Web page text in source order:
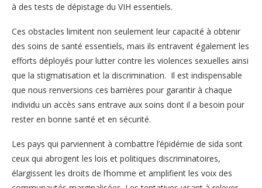
à des tests de dépistage du VIH essentiels.
Ces obstacles limitent non seulement leur capacité à obtenir
des soins de santé essentiels, mais ils entravent également les
efforts déployés pour lutter contre les violences sexuelles ainsi
que la stigmatisation et la discrimination. Il est indispensable
que nous renversions ces barrières pour garantir à chaque
individu un accès sans entrave aux soins dont il a besoin pour
rester en bonne santé et en sécurité.
Les pays qui parviennent à combattre l’épidémie de sida sont
ceux qui abrogent les lois et politiques discriminatoires,
élargissent les droits de l’homme et amplifient les voix des